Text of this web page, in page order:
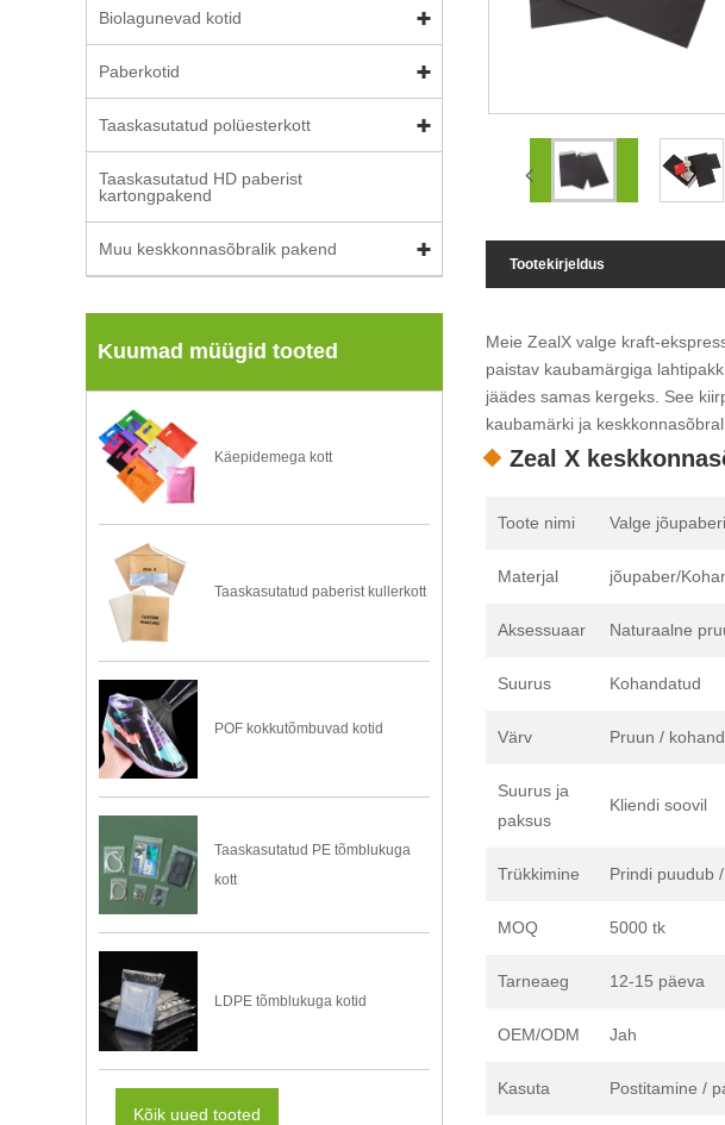
Biolagunevad kotid
Paberkotid
Taaskasutatud polüesterkott
Taaskasutatud HD paberist
kartongpakend
Muu keskkonnasõbralik pakend
Kuumad müügid tooted
Käepidemega kott
Taaskasutatud paberist kullerkott
POF kokkutõmbuvad kotid
Taaskasutatud PE tõmblukuga
kott
LDPE tõmblukuga kotid
Kõik uued tooted
Tootekirjeldus
Meie ZealX valge kraft-
paistav kaubamärgiga
jäädes samas kergeks. See
kaubamärki ja
Zeal X
Toote nimi Valge
Materjal jõupaber/
Aksessuaar Naturaalne
Suurus Kohandatud
Värv Pruun /
Suurus ja
paksus
Kliendi soovil
Trükkimine Prindi puudub
MOQ 5000 tk
Tarneaeg 12-15 päeva
OEM/ODM Jah
Kasuta Postitamine /